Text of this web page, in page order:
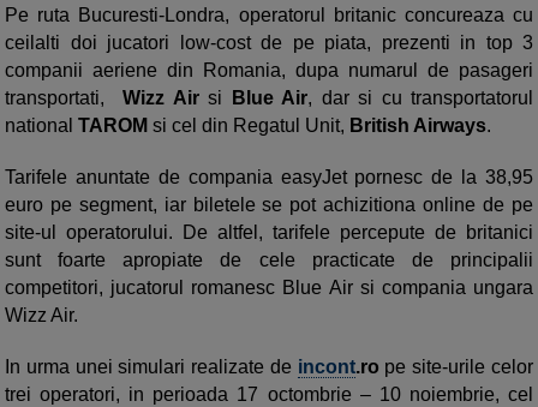
Pe ruta Bucuresti-Londra, operatorul britanic concureaza cu
ceilalti doi jucatori low-cost de pe piata, prezenti in top 3
companii aeriene din Romania, dupa numarul de pasageri
transportati, Wizz Airsi Blue Air, dar si cu transportatorul
national TAROM si cel din Regatul Unit, British Airways.
Tarifele anuntate de compania easyJet pornesc de la 38,95
euro pe segment, iar biletele se pot achizitiona online de pe
site-ul operatorului. De altfel, tarifele percepute de britanici
sunt foarte apropiate de cele practicate de principalii
competitori, jucatorul romanesc Blue Air si compania ungara
Wizz Air.
In urma unei simulari realizate de incont.ro pe site-urile celor
trei operatori, in perioada 17 octombrie – 10 noiembrie, cel